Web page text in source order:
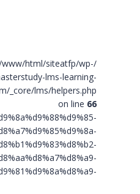
www/html/siteatfp/wp-
lms-learning-
_core/lms/helpers.php
on line 66